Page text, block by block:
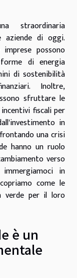
straordinaria
di oggi.
possono
di energia
di sostenibilità
Inoltre,
sfruttare le
fiscali per
in
una crisi
hanno un ruolo
verso
in
come le
verde per il loro
è un